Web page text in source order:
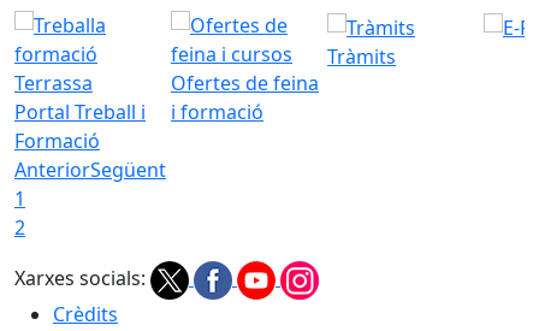
Portal Treball i
Formació
Ofertes de feina
i formació
Tràmits
AnteriorSegüent
1
2
Xarxes socials:
Crèdits